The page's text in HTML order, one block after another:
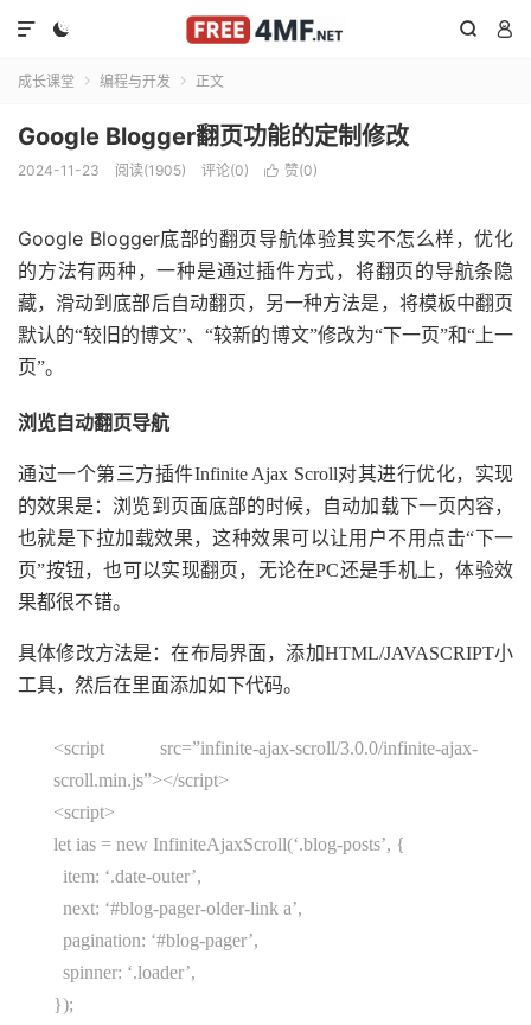
  

成长课堂  编程与开发  正文
Google Blogger翻页功能的定制修改
2024-11-23 阅读(1905) 评论(0)  赞(0)
Google Blogger底部的翻页导航体验其实不怎么样，优化
的方法有两种，一种是通过插件方式，将翻页的导航条隐
藏，滑动到底部后自动翻页，另一种方法是，将模板中翻页
默认的“较旧的博文”、“较新的博文”修改为“下一页”和“上一
页”。
浏览自动翻页导航
通过一个第三方插件Infinite Ajax Scroll对其进行优化，实现
的效果是：浏览到页面底部的时候，自动加载下一页内容，
也就是下拉加载效果，这种效果可以让用户不用点击“下一
页”按钮，也可以实现翻页，无论在PC还是手机上，体验效
果都很不错。
具体修改方法是：在布局界面，添加HTML/JAVASCRIPT小
工具，然后在里面添加如下代码。
<script src=”infinite-ajax-scroll/3.0.0/infinite-ajax-
scroll.min.js”></script>
<script>
let ias = new InfiniteAjaxScroll(‘.blog-posts’, {
item: ‘.date-outer’,
next: ‘#blog-pager-older-link a’,
pagination: ‘#blog-pager’,
spinner: ‘.loader’,
});